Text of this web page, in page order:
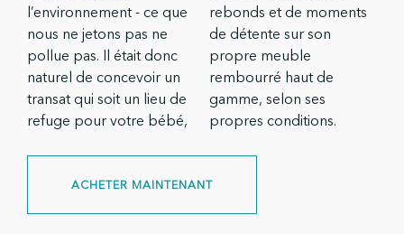
l’environnement - ce que
nous ne jetons pas ne
pollue pas. Il était donc
naturel de concevoir un
transat qui soit un lieu de
refuge pour votre bébé,
rebonds et de moments
de détente sur son
propre meuble
rembourré haut de
gamme, selon ses
propres conditions.
ACHETER MAINTENANT